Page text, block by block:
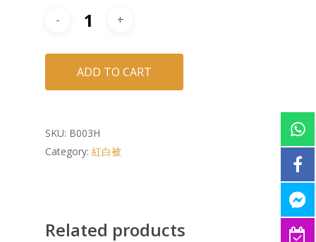
ADD TO CART
SKU: B003H
Category: 紅白被
Related products